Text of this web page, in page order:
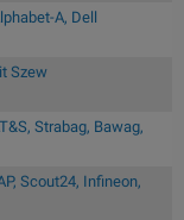
A, Dell
Szew
Strabag, Bawag,
Scout24, Infineon,